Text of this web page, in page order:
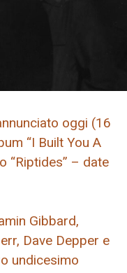
oggi (16
“I Built You A
“Riptides” – date
Gibbard,
Dave Depper e
undicesimo